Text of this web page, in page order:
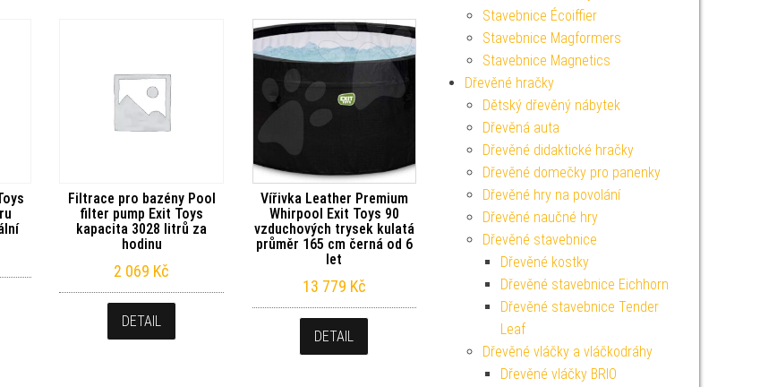
Filtrace pro bazény Pool
filter pump Exit Toys
kapacita 3028 litrů za
hodinu
2 069 Kč
DETAIL
Vířivka Leather Premium
Whirpool Exit Toys 90
vzduchových trysek kulatá
průměr 165 cm černá od 6
let
13 779 Kč
DETAIL
Stavebnice Écoiffier
Stavebnice Magformers
Stavebnice Magnetics
Dřevěné hračky
Dětský dřevěný nábytek
Dřevěná auta
Dřevěné didaktické hračky
Dřevěné domečky pro panenky
Dřevěné hry na povolání
Dřevěné naučné hry
Dřevěné stavebnice
Dřevěné kostky
Dřevěné stavebnice Eichhorn
Dřevěné stavebnice Tender
Leaf
Dřevěné vláčky a vláčkodráhy
Dřevěné vláčky BRIO